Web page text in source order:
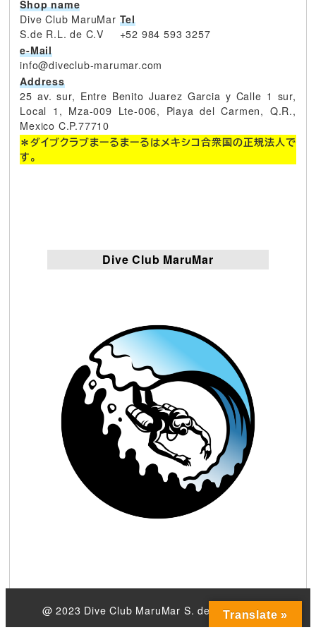
Shop name
Dive Club MaruMar
S.de R.L. de C.V
Tel
+52 984 593 3257
e-Mail
info@diveclub-marumar.com
Address
25 av. sur, Entre Benito Juarez Garcia y Calle 1 sur,
Local 1, Mza-009 Lte-006, Playa del Carmen, Q.R.,
Mexico C.P.77710
＊ダイブクラブまーるまーるはメキシコ合衆国の正規法人で
す。
Dive Club MaruMar
@ 2023 Dive Club MaruMar S. de R.L. de C.V.
Translate »